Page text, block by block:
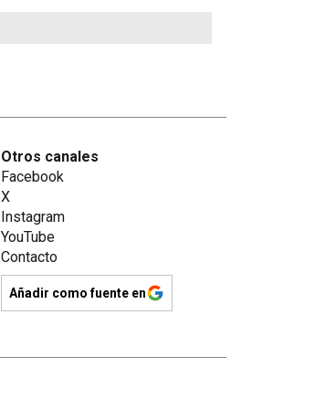
Otros canales
Facebook
X
Instagram
YouTube
Contacto
Añadir como fuente en